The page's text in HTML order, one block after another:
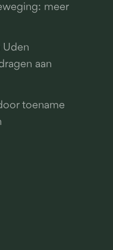
meer
Uden
aan
toename